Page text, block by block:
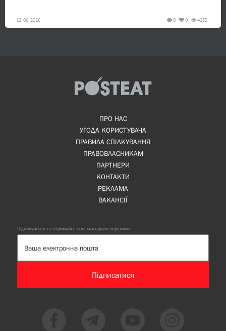
12-06-2026 4233
0
0
ПРО НАС
УГОДА КОРИСТУВАЧА
ПРАВИЛА СПІЛКУВАННЯ
ПРАВОВЛАСНИКАМ
ПАРТНЕРИ
КОНТАКТИ
РЕКЛАМА
ВАКАНСІЇ
Підписуйтеся та отримуйте нові матеріали першими
Підписатися